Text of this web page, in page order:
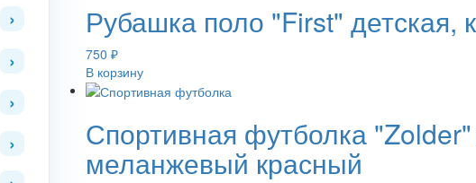
Рубашка поло "First" детская,
750 ₽
В корзину
Спортивная футболка
меланжевый красный